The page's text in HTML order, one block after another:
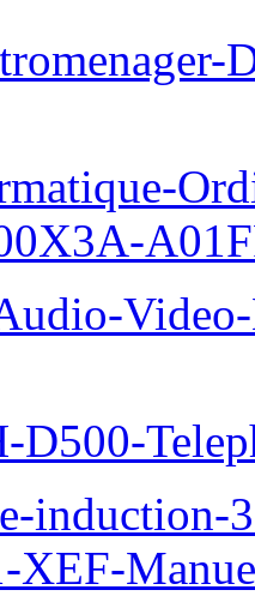
D500-
XEF-